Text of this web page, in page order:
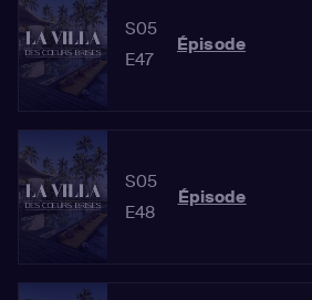
S05
E47
Épisode
S05
E48
Épisode